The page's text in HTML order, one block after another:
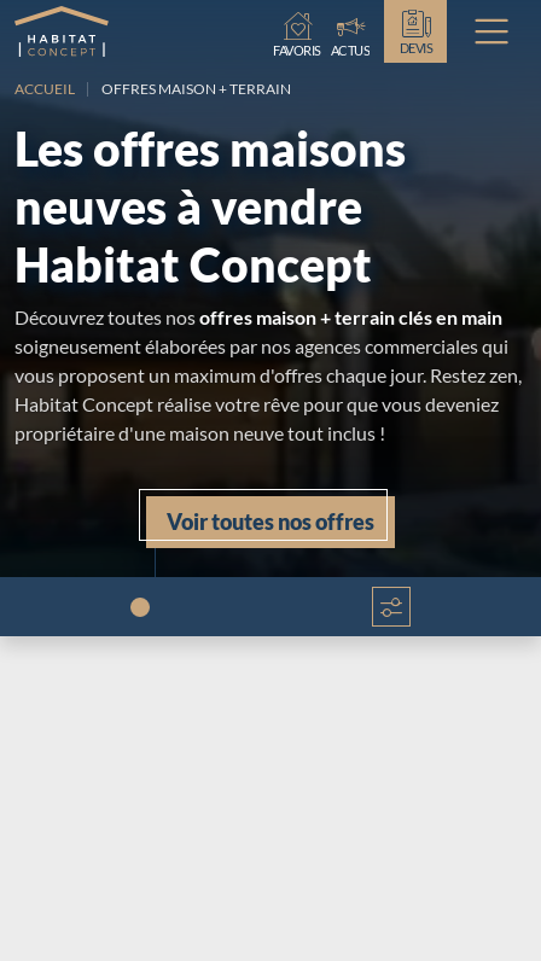
Chargement...
FAVORIS
ACTUS DEVIS
ACCUEIL OFFRES MAISON + TERRAIN
Les offres maisons
neuves à vendre
Habitat Concept
Découvrez toutes nosoffres maison + terrain clés en main
soigneusement élaborées par nos agences commerciales qui
vous proposent un maximum d'offres chaque jour. Restez zen,
Habitat Concept réalise votre rêve pour que vous deveniez
propriétaire d'une maison neuve tout inclus !
Voir toutes nos offres
Chargement...